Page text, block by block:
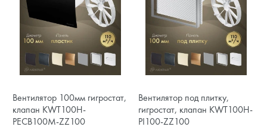
Вентилятор 100мм гигростат,
клапан KWT100H-
PECB100M-ZZ100
Вентилятор под плитку,
гигростат, клапан KWT100H-
PI100-ZZ100